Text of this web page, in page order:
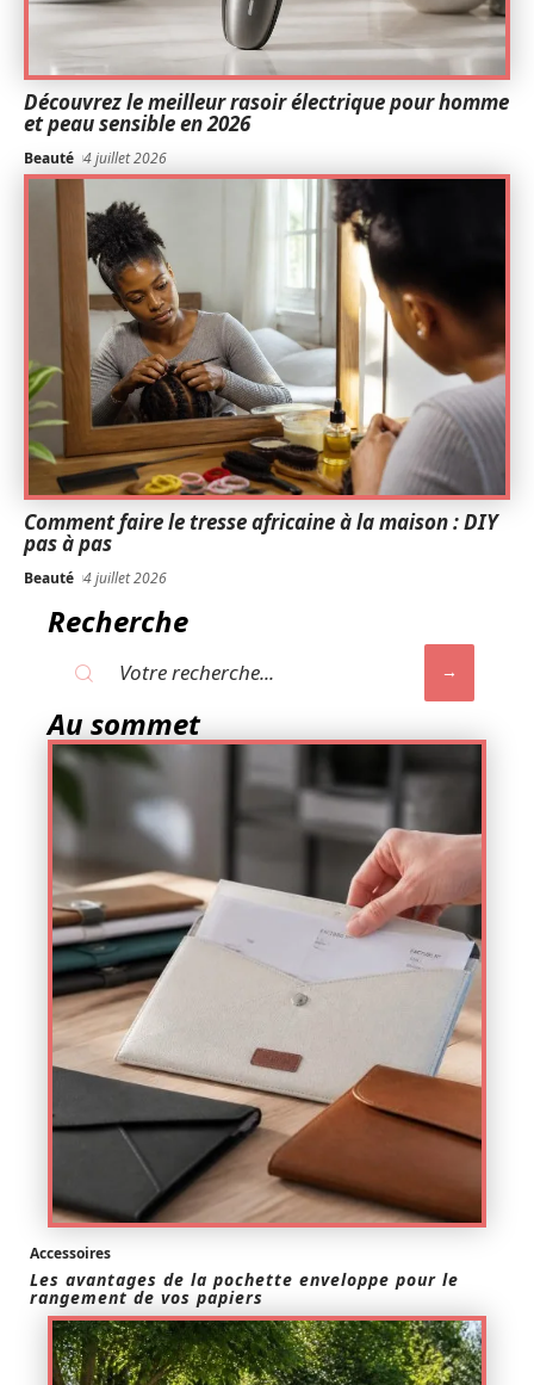
Découvrez le meilleur rasoir électrique pour homme
et peau sensible en 2026
Beauté 4 juillet 2026
Comment faire le tresse africaine à la maison : DIY
pas à pas
Beauté 4 juillet 2026
Recherche
Au sommet
Accessoires
Les avantages de la pochette enveloppe pour le
rangement de vos papiers